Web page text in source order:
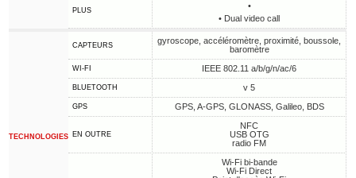
PLUS
•
• Dual video call
TECHNOLOGIES
CAPTEURS
gyroscope, accéléromètre, proximité, boussole,
baromètre
WI-FI IEEE 802.11 a/b/g/n/ac/6
BLUETOOTH v 5
GPS GPS, A-GPS, GLONASS, Galileo, BDS
EN OUTRE
NFC
USB OTG
radio FM
Wi-Fi bi-bande
Wi-Fi Direct